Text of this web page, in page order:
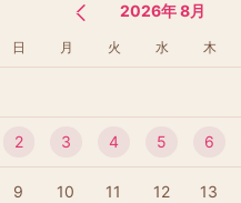
2026年 8月
日 月 火 水 木
2 3 4 5 6
9 10 11 12 13